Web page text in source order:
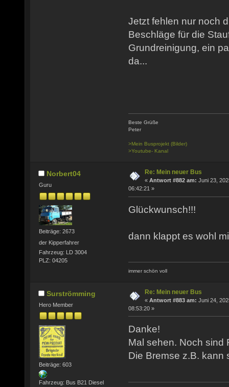
Jetzt fehlen nur noch
Beschläge für die
Grundreinigung, ein
da...
Beste Grüße
Peter
>Mein Busprojekt (Bilder)
>Youtube- Kanal
Norbert04
Guru
Beiträge: 2673
der Kipperfahrer
Fahrzeug: LD 3004
PLZ: 04205
Re: Mein neuer Bus
« Antwort #882 am: Juni 23,
06:42:21 »
Glückwunsch!!!
dann klappt es wohl
immer schön voll
Surströmming
Hero Member
Beiträge: 603
Fahrzeug: Bus B21 Diesel
Re: Mein neuer Bus
« Antwort #883 am: Juni 24,
08:53:20 »
Danke!
Mal sehen. Noch sind
Die Bremse z.B. kann